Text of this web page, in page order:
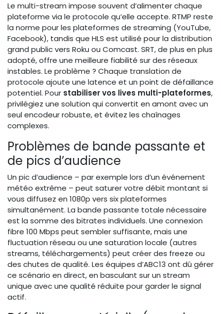
Le multi-stream impose souvent d’alimenter chaque
plateforme via le protocole qu’elle accepte. RTMP reste
la norme pour les plateformes de streaming (YouTube,
Facebook), tandis que HLS est utilisé pour la distribution
grand public vers Roku ou Comcast. SRT, de plus en plus
adopté, offre une meilleure fiabilité sur des réseaux
instables. Le problème ? Chaque translation de
protocole ajoute une latence et un point de défaillance
potentiel. Pour stabiliser vos lives multi-plateformes,
privilégiez une solution qui convertit en amont avec un
seul encodeur robuste, et évitez les chaînages
complexes.
Problèmes de bande passante et
de pics d’audience
Un pic d’audience – par exemple lors d’un événement
météo extrême – peut saturer votre débit montant si
vous diffusez en 1080p vers six plateformes
simultanément. La bande passante totale nécessaire
est la somme des bitrates individuels. Une connexion
fibre 100 Mbps peut sembler suffisante, mais une
fluctuation réseau ou une saturation locale (autres
streams, téléchargements) peut créer des freeze ou
des chutes de qualité. Les équipes d’ABC13 ont dû gérer
ce scénario en direct, en basculant sur un stream
unique avec une qualité réduite pour garder le signal
actif.